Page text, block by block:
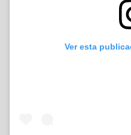
Ver esta